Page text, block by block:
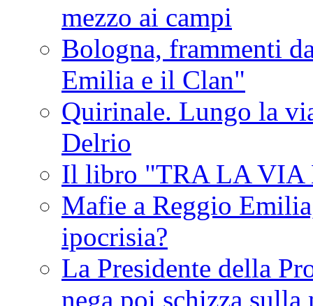
mezzo ai campi
Bologna, frammenti
Emilia e il Clan"
Quirinale. Lungo la
Delrio
Il libro "TRA LA
Mafie a Reggio
ipocrisia?
La Presidente della
nega poi schizza sulla